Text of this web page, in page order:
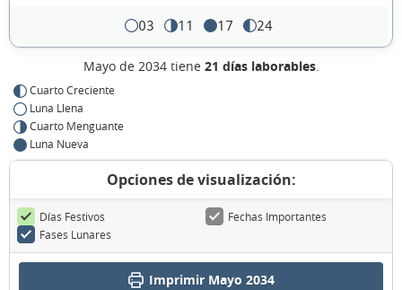
03 11 17 24
Mayo de 2034 tiene 21 días laborables.
Cuarto Creciente
Luna Llena
Cuarto Menguante
Luna Nueva
Opciones de visualización:
Días Festivos
Fechas Importantes
Fases Lunares
Imprimir Mayo 2034